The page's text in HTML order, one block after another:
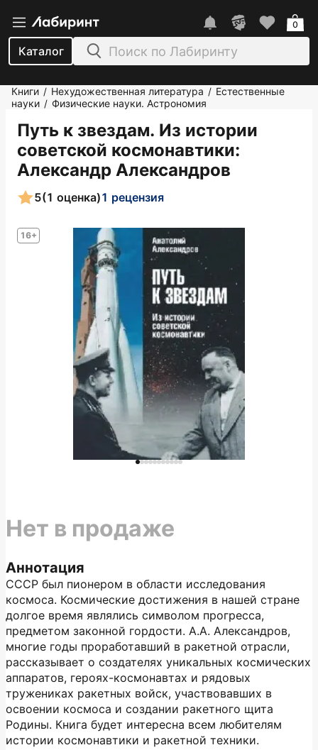
Каталог
0
Книги / Нехудожественная литература / Естественные
науки / Физические науки. Астрономия
Путь к звездам. Из истории
советской космонавтики:
Александр Александров
16+
5(1 оценка)1 рецензия
Аннотация
СССР был пионером в области исследования
космоса. Космические достижения в нашей стране
долгое время являлись символом прогресса,
предметом законной гордости. А.А. Александров,
многие годы проработавший в ракетной отрасли,
рассказывает о создателях уникальных космических
аппаратов, героях-космонавтах и рядовых
тружениках ракетных войск, участвовавших в
освоении космоса и создании ракетного щита
Родины. Книга будет интересна всем любителям
истории космонавтики и ракетной техники.
Нет в продаже